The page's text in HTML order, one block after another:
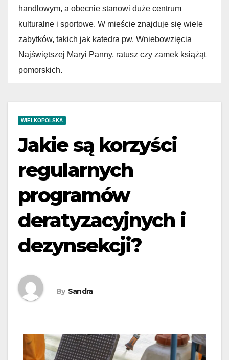
handlowym, a obecnie stanowi duże centrum
kulturalne i sportowe. W mieście znajduje się wiele
zabytków, takich jak katedra pw. Wniebowzięcia
Najświętszej Maryi Panny, ratusz czy zamek książąt
pomorskich.
WIELKOPOLSKA
Jakie są korzyści
regularnych
programów
deratyzacyjnych i
dezynsekcji?
By Sandra